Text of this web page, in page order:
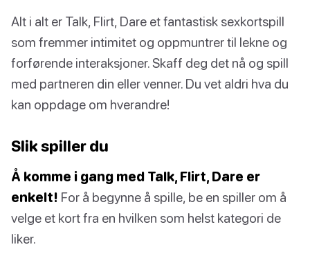
Alt i alt er Talk, Flirt, Dare et fantastisk sexkortspill
som fremmer intimitet og oppmuntrer til lekne og
forførende interaksjoner. Skaff deg det nå og spill
med partneren din eller venner. Du vet aldri hva du
kan oppdage om hverandre!
Slik spiller du
Å komme i gang med Talk, Flirt, Dare er
enkelt! For å begynne å spille, be en spiller om å
velge et kort fra en hvilken som helst kategori de
liker.